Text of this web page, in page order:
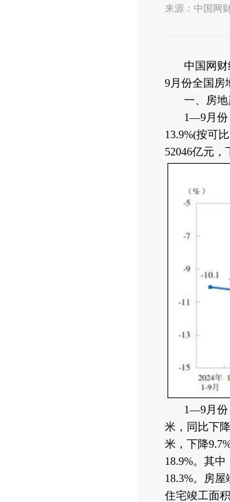
来源：中国网
中国网
9月份全国房
一、房
1—9月份
13.9%(按可
52046亿元，
1—9月份
米，同比下
米，下降
18.9%。其
18.3%。房屋
住宅竣工面